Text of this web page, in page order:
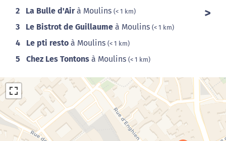
2 La Bulle d'Airà Moulins (< 1 km)
3 Le Bistrot de Guillaume à Moulins (< 1 km)
4 Le pti resto à Moulins (< 1 km)
5 Chez Les Tontons à Moulins (< 1 km)